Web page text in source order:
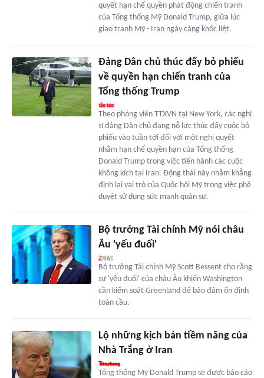
quyết hạn chế quyền phát động chiến tranh
của Tổng thống Mỹ Donald Trump, giữa lúc
giao tranh Mỹ - Iran ngày càng khốc liệt.
Đảng Dân chủ thúc đẩy bỏ phiếu
về quyền hạn chiến tranh của
Tổng thống Trump
Theo phóng viên TTXVN tại New York, các nghị
sĩ đảng Dân chủ đang nỗ lực thúc đẩy cuộc bỏ
phiếu vào tuần tới đối với một nghị quyết
nhằm hạn chế quyền hạn của Tổng thống
Donald Trump trong việc tiến hành các cuộc
không kích tại Iran. Động thái này nhằm khẳng
định lại vai trò của Quốc hội Mỹ trong việc phê
duyệt sử dụng sức mạnh quân sự.
Bộ trưởng Tài chính Mỹ nói châu
Âu 'yếu đuối'
Bộ trưởng Tài chính Mỹ Scott Bessent cho rằng
sự 'yếu đuối' của châu Âu khiến Washington
cần kiểm soát Greenland để bảo đảm ổn định
toàn cầu.
Lộ những kịch bản tiềm năng của
Nhà Trắng ở Iran
Tổng thống Mỹ Donald Trump sẽ được báo cáo